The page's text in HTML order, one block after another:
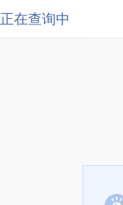
正在查询中